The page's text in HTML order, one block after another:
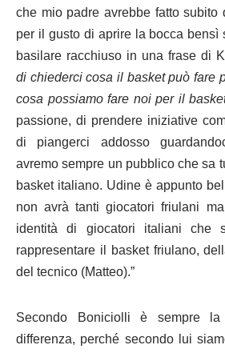
che mio padre avrebbe fatto subito
per il gusto di aprire la bocca bensì
basilare racchiuso in una frase di
di chiederci cosa il basket può fare
cosa possiamo fare noi per il
passione, di prendere iniziative
di piangerci addosso
avremo sempre un pubblico che sa
basket italiano. Udine è appunto
non avrà tanti giocatori friulani
identità di giocatori italiani che
rappresentare il basket friulano,
del tecnico (Matteo).”
Secondo Boniciolli è sempre
differenza, perché secondo lui